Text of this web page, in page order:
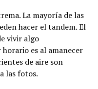
La mayoría de las
hacer el tandem. El
vivir algo
es al amanecer
de aire son
las fotos.